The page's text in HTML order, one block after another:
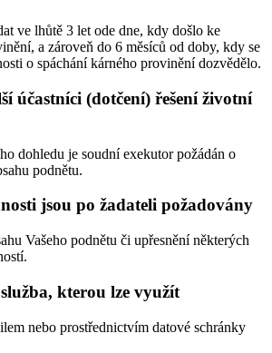
ve lhůtě 3 let ode dne, kdy došlo ke
a zároveň do 6 měsíců od doby, kdy se
o spáchání kárného provinění dozvědělo.
účastníci (dotčení) řešení životní
dohledu je soudní exekutor požádán o
podnětu.
jsou po žadateli požadovány
Vašeho podnětu či upřesnění některých
kterou lze využít
nebo prostřednictvím datové schránky